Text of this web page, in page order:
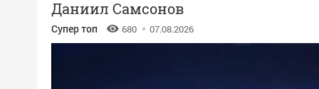
Даниил Самсонов
Супер топ 680 07.08.2026